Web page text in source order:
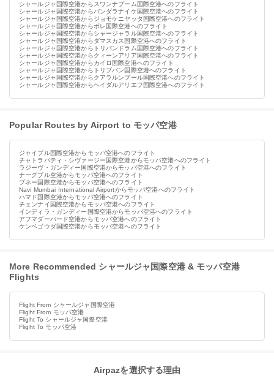
シャールジャ国際空港からスワンナプーム国際空港へのフライト
シャールジャ国際空港からバンダラナイケ国際空港へのフライト
シャールジャ国際空港からジョモケニヤッタ国際空港へのフライト
シャールジャ国際空港からボレ国際空港へのフライト
シャールジャ国際空港からシャージャラル国際空港へのフライト
シャールジャ国際空港からダマスカス国際空港へのフライト
シャールジャ国際空港からトリバンドラム国際空港へのフライト
シャールジャ国際空港からクィーンアリア国際空港へのフライト
シャールジャ国際空港からカイロ国際空港へのフライト
シャールジャ国際空港からトリブバン国際空港へのフライト
シャールジャ国際空港からクアラルンプール国際空港へのフライト
シャールジャ国際空港からヘイダルアリエフ国際空港へのフライト
Popular Routes by Airport to モッパ空港
ジャイプル国際空港からモッパ空港へのフライト
チャトラパティ・シヴァージー国際空港からモッパ空港へのフライト
ラジーヴ・ガンディー国際空港からモッパ空港へのフライト
ナーグプル空港からモッパ空港へのフライト
プネー国際空港からモッパ空港へのフライト
Navi Mumbai International Airportからモッパ空港へのフライト
ハマド国際空港からモッパ空港へのフライト
チェンナイ国際空港からモッパ空港へのフライト
インディラ・ガンディー国際空港からモッパ空港へのフライト
アフマダーバード空港からモッパ空港へのフライト
ケンペゴウダ国際空港からモッパ空港へのフライト
More Recommended シャールジャ国際空港 & モッパ空港
Flights
Flight From シャールジャ国際空港
Flight From モッパ空港
Flight To シャールジャ国際空港
Flight To モッパ空港
Airpazを選択する理由